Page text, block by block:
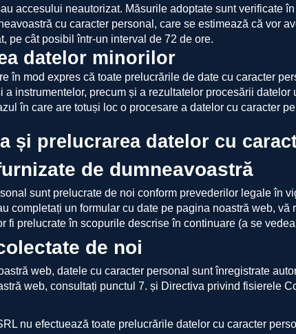
accesului neautorizat. Măsurile adoptate sunt verificate
cu caracter personal, care se estimează că vor
pe cât posibil într-un interval de 72 de ore.
datelor minorilor
în mod expres că toate prelucrările de date cu caracter
a instrumentelor, precum și a rezultatelor procesării
în care are totuși loc o procesare a datelor cu caracter
și prelucrarea datelor cu
de dumneavoastră
sunt prelucrate de noi conform prevederilor legale în
completați un formular cu date pe pagina noastră web,
fi prelucrate în scopurile descrise în continuare (a se
de noi
web, datele cu caracter personal sunt înregistrate
web, consultați punctul 7. și Directiva privind fisierele
nu efectuează toate prelucrările datelor cu caracter